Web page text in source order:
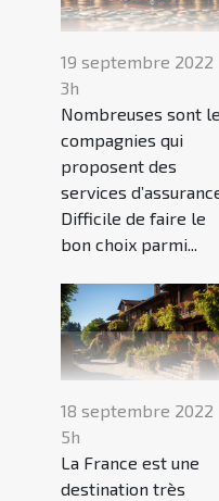
19 septembre 2022
3h
Nombreuses sont
compagnies qui
proposent des
services
Difficile de faire le
bon choix parmi...
18 septembre 2022
5h
La France est une
destination très